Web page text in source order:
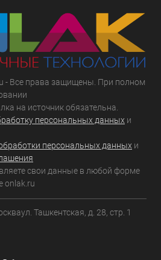
- Все права защищены. При полном
на источник обязательна.
персональных данных и
персональных данных и
свои данные в любой форме
onlak.ru
Ташкентская, д. 28, стр. 1